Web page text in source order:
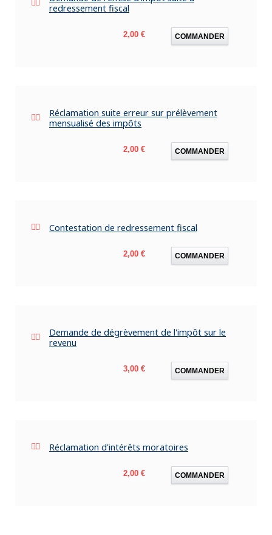
redressement fiscal
Prix
2,00 € COMMANDER
Réclamation suite erreur sur prélèvement
mensualisé des impôts
Prix
2,00 € COMMANDER
Contestation de redressement fiscal
Prix
2,00 € COMMANDER
Demande de dégrèvement de l'impôt sur le
revenu
Prix
3,00 € COMMANDER
Réclamation d'intérêts moratoires
Prix
2,00 € COMMANDER